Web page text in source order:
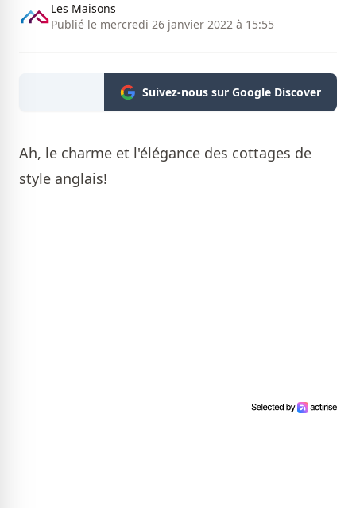
Les Maisons
Publié le mercredi 26 janvier 2022 à 15:55
Suivez-nous sur Google Discover
Ah, le charme et l'élégance des cottages de
style anglais!